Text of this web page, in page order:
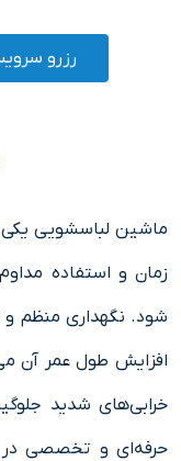
رزرو
ماشین لباسشویی یکی
زمان و استفاده
شود. نگهداری منظم و
افزایش طول عمر آن
خرابی‌های شدید
حرفه‌ای و تخصصی در